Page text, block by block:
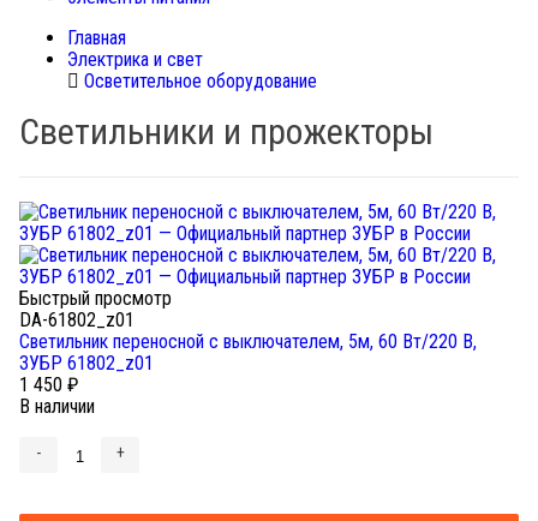
Главная
Электрика и свет
Осветительное оборудование
Светильники и прожекторы
Быстрый просмотр
DA-61802_z01
Светильник переносной с выключателем, 5м, 60 Вт/220 В,
ЗУБР 61802_z01
1 450 ₽
В наличии
- +